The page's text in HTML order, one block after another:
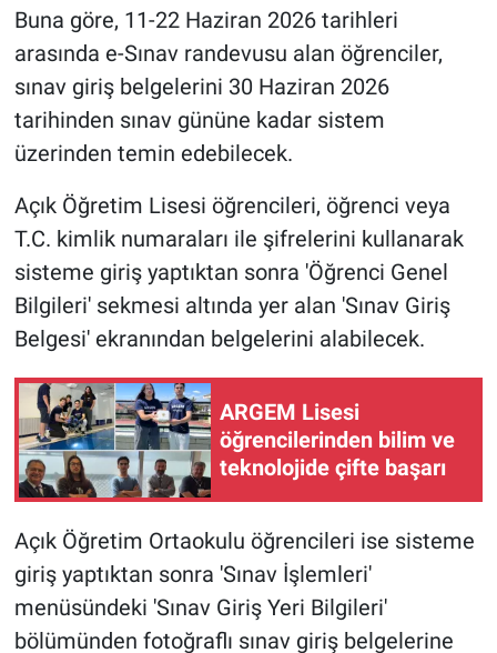
Buna göre, 11-22 Haziran 2026 tarihleri
arasında e-Sınav randevusu alan öğrenciler,
sınav giriş belgelerini 30 Haziran 2026
tarihinden sınav gününe kadar sistem
üzerinden temin edebilecek.
Açık Öğretim Lisesi öğrencileri, öğrenci veya
T.C. kimlik numaraları ile şifrelerini kullanarak
sisteme giriş yaptıktan sonra 'Öğrenci Genel
Bilgileri' sekmesi altında yer alan 'Sınav Giriş
Belgesi' ekranından belgelerini alabilecek.
ARGEM Lisesi
öğrencilerinden bilim ve
teknolojide çifte başarı
Açık Öğretim Ortaokulu öğrencileri ise sisteme
giriş yaptıktan sonra 'Sınav İşlemleri'
menüsündeki 'Sınav Giriş Yeri Bilgileri'
bölümünden fotoğraflı sınav giriş belgelerine